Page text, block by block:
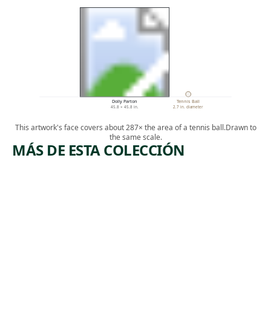
Dolly Parton
45.8 × 45.8 in.
Tennis Ball
2.7 in. diameter
This artwork's face covers about 287× the area of a tennis ball.Drawn to
the same scale.
MÁS DE ESTA COLECCIÓN